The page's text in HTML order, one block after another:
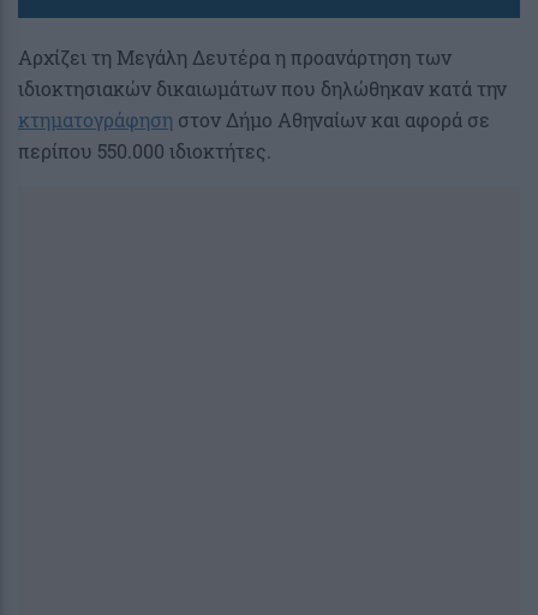
Αρχίζει τη Μεγάλη Δευτέρα η προανάρτηση των
ιδιοκτησιακών δικαιωμάτων που δηλώθηκαν κατά την
κτηματογράφηση στον Δήμο Αθηναίων και αφορά σε
περίπου 550.000 ιδιοκτήτες.